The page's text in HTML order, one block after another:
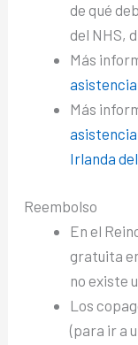
de qué
del NHS,
Más
Más
Irlanda
Reembolso
En el
gratuita
no existe
Los
(para ir a